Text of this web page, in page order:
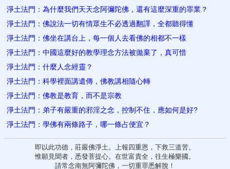
淨土法門：為什麼我們天天念阿彌陀佛，還有這麼深重的罪業？
淨土法門：佛說法一切有情眾生不必透過翻譯，全都聽得懂
淨土法門：佛坐在講台上，每一個人去看佛的相都不一樣
淨土法門：中國這麼好的教學理念方法被拋棄了，真可惜
淨土法門：什麼人念經靈？
淨土法門：科學裡面講遺傳，佛教講相隨心轉
淨土法門：佛教是教育，而不是宗教
淨土法門：弟子有嚴重的邪淫之念，控制不住，應如何是好?
淨土法門：學佛有兩條路子，哪一條占便宜？
即以此功德，莊嚴佛淨土。上報四重恩，下救三道苦。
惟願見聞者，悉發菩提心。在世富貴全，往生極樂國。
請常念南無阿彌陀佛，一切重罪悉解脫！